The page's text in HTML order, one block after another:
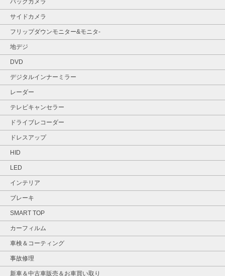
バックカメラ
サイドカメラ
フリップダウンモニター&モニタ‐
地デジ
DVD
デジタルインナーミラー
レーダー
テレビキャンセラー
ドライブレコーダー
ドレスアップ
HID
LED
インテリア
ブレーキ
SMART TOP
カーフィルム
車検＆コーティング
事故修理
新車＆中古車販売＆お車買い取り